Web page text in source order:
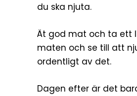
du ska njuta.
Ät god mat och ta ett
maten och se till att
ordentligt av det.
Dagen efter är det